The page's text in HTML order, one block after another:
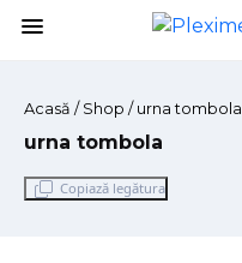
menu
Acasă / Shop / urna tombola
urna tombola
Copiază legătura